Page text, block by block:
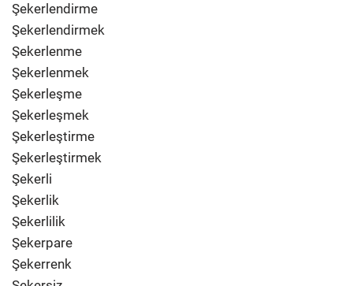
Şekerlendirme
Şekerlendirmek
Şekerlenme
Şekerlenmek
Şekerleşme
Şekerleşmek
Şekerleştirme
Şekerleştirmek
Şekerli
Şekerlik
Şekerlilik
Şekerpare
Şekerrenk